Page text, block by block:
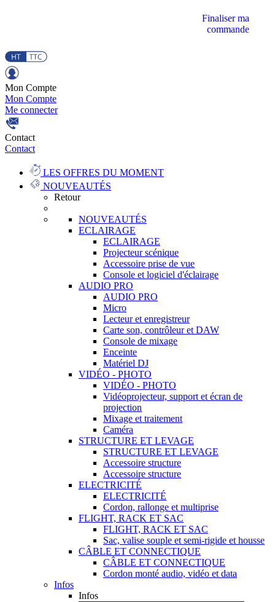
Finaliser ma
commande
Mon Compte
Mon Compte
Me connecter
Contact
Contact
LES OFFRES DU MOMENT
NOUVEAUTÉS
Retour
NOUVEAUTÉS
ECLAIRAGE
ECLAIRAGE
Projecteur scénique
Accessoire prise de vue
Console et logiciel d'éclairage
AUDIO PRO
AUDIO PRO
Micro
Lecteur et enregistreur
Carte son, contrôleur et DAW
Console de mixage
Enceinte
Matériel DJ
VIDÉO - PHOTO
VIDÉO - PHOTO
Vidéoprojecteur, support et écran de
projection
Mixage et traitement
Caméra
STRUCTURE ET LEVAGE
STRUCTURE ET LEVAGE
Accessoire structure
Accessoire structure
ELECTRICITÉ
ELECTRICITÉ
Cordon, rallonge et multiprise
FLIGHT, RACK ET SAC
FLIGHT, RACK ET SAC
Sac, valise souple et semi-rigide et housse
CÂBLE ET CONNECTIQUE
CÂBLE ET CONNECTIQUE
Cordon monté audio, vidéo et data
Infos
Infos